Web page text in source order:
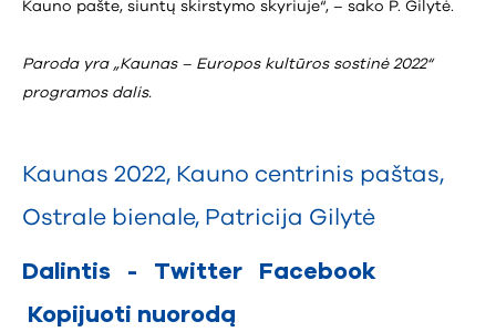
Kauno pašte, siuntų skirstymo skyriuje“, – sako P. Gilytė.
Paroda yra „Kaunas – Europos kultūros sostinė 2022“
programos dalis.
Kaunas 2022, Kauno centrinis paštas,
Ostrale bienale, Patricija Gilytė
Dalintis - Twitter
Facebook
Kopijuoti nuorodą